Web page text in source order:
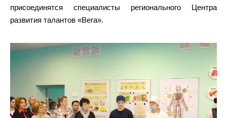
присоединятся специалисты регионального Центра
развития талантов «Вега».